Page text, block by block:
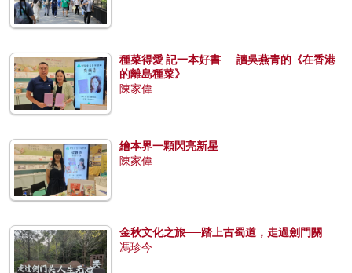
種菜得愛 記一本好書──讀吳燕青的《在香港
的離島種菜》
陳家偉
繪本界一顆閃亮新星
陳家偉
金秋文化之旅──踏上古蜀道，走過劍門關
馮珍今